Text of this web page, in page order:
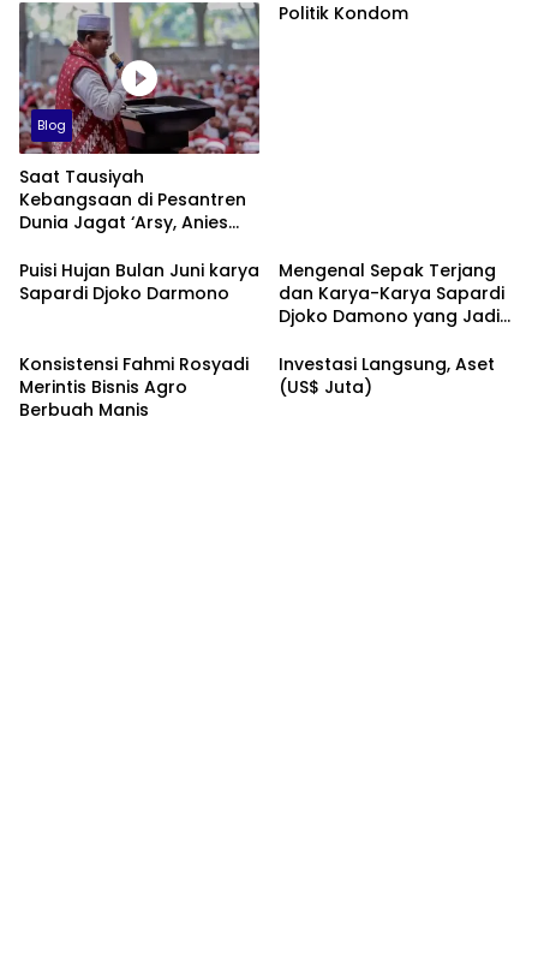
Blog
Saat Tausiyah
Kebangsaan di Pesantren
Dunia Jagat ‘Arsy, Anies
Dukungan dari Abah Aos
Politik Kondom
Puisi Hujan Bulan Juni karya
Sapardi Djoko Darmono
Mengenal Sepak Terjang
dan Karya-Karya Sapardi
Djoko Damono yang Jadi
Konsistensi Fahmi Rosyadi
Merintis Bisnis Agro
Berbuah Manis
Investasi Langsung, Aset
(US$ Juta)